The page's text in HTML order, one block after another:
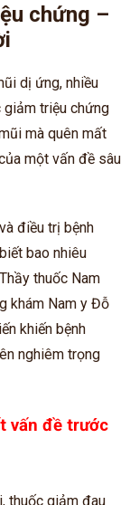
chứng –
dị ứng, nhiều
triệu chứng
mà quên mất
một vấn đề sâu
điều trị bệnh
bao nhiêu
thuốc Nam
khám Nam y Đỗ
khiến bệnh
nghiêm trọng
vấn đề trước
thuốc giảm đau